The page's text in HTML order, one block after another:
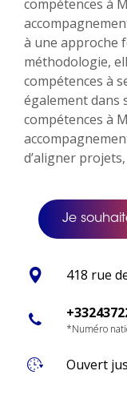
compétences à
à une approche
méthodologie,
compétences à
également dans
compétences à
d’aligner
Je
418 rue
*Numéro
Ouvert